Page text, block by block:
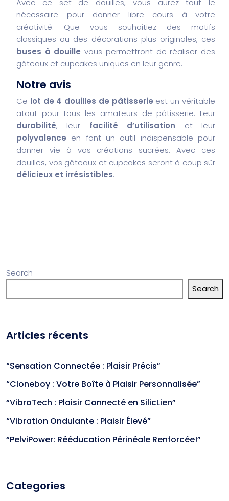
Avec ce set de douilles, vous aurez tout le
nécessaire pour donner libre cours à votre
créativité. Que vous souhaitiez des motifs
classiques ou des décorations plus originales, ces
buses à douille vous permettront de réaliser des
gâteaux et cupcakes uniques en leur genre.
Notre avis
Ce lot de 4 douilles de pâtisserie est un véritable
atout pour tous les amateurs de pâtisserie. Leur
durabilité, leur facilité d’utilisation et leur
polyvalence en font un outil indispensable pour
donner vie à vos créations sucrées. Avec ces
douilles, vos gâteaux et cupcakes seront à coup sûr
délicieux et irrésistibles.
Search
Search
Articles récents
“Sensation Connectée : Plaisir Précis”
“Cloneboy : Votre Boîte à Plaisir Personnalisée”
“VibroTech : Plaisir Connecté en SilicLien”
“Vibration Ondulante : Plaisir Élevé”
“PelviPower: Rééducation Périnéale Renforcée!”
Categories